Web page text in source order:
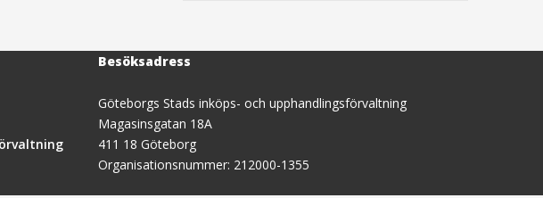
(öppnas
Besöksadress
Göteborgs Stads inköps- och upphandlingsförvaltning
Magasinsgatan 18A
411 18 Göteborg
Organisationsnummer: 212000-1355